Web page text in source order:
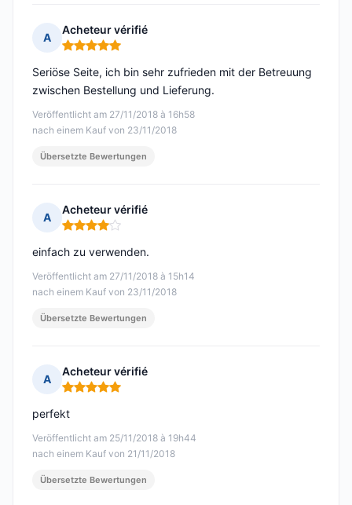
A
Acheteur vérifié
Hinweis: 5 von 5
Veröffentlicht am 27/11/2018 à 16h58
nach einem Kauf von 23/11/2018
Seriöse Seite, ich bin sehr zufrieden mit der Betreuung
zwischen Bestellung und Lieferung.
Übersetzte Bewertungen
A
Acheteur vérifié
Hinweis: 4 von 5
Veröffentlicht am 27/11/2018 à 15h14
nach einem Kauf von 23/11/2018
einfach zu verwenden.
Übersetzte Bewertungen
A
Acheteur vérifié
Hinweis: 5 von 5
Veröffentlicht am 25/11/2018 à 19h44
nach einem Kauf von 21/11/2018
perfekt
Übersetzte Bewertungen